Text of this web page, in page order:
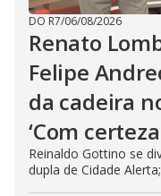
DO R7/06/08/2026
Renato
Felipe
da cadeira
‘Com
Reinaldo Gottino se
dupla de Cidade